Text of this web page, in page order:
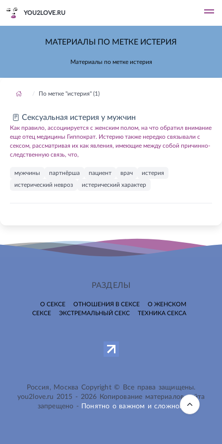
YOU2LOVE.RU
МАТЕРИАЛЫ ПО МЕТКЕ ИСТЕРИЯ
Материалы по метке истерия
По метке "истерия" (1)
Сексуальная истерия у мужчин
Как правило, ассоциируется с женским полом, на что обратил внимание
еще отец медицины Гиппократ. Истерию также нередко связывали с
сексом, рассматривая их как явления, имеющие между собой причинно-
следственную связь, что,
мужчины партнёрша пациент врач
истерия
истерический невроз
истерический характер
РАЗДЕЛЫ
О СЕКСЕ ОТНОШЕНИЯ В СЕКСЕ
О ЖЕНСКОМ
СЕКСЕ
ЭКСТРЕМАЛЬНЫЙ СЕКС ТЕХНИКА СЕКСА
Россия, Москва Copyright © Все права защищены.
you2love.ru 2015 - 2026 Копирование материалов сайта
запрещено -
Понятно о важном и сложном